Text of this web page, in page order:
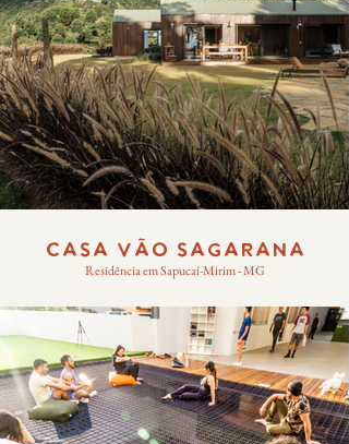
CASA VÃO SAGARANA
Residência em Sapucaí-Mirim - MG